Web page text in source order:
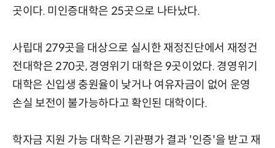
곳이다. 미인증대학은 25곳으로 나타났다.
사립대 279곳을 대상으로 실시한 재정진단에서 재정건
전대학은 270곳, 경영위기 대학은 9곳이었다. 경영위기
대학은 신입생 충원율이 낮거나 여유자금이 없어 운영
손실 보전이 불가능하다고 확인된 대학이다.
학자금 지원 가능 대학은 기관평가 결과 '인증'을 받고 재